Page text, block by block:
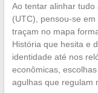
Ao tentar alinhar
(UTC), pensou-se
traçam no mapa
História que hesita e
identidade até nos
econômicas,
agulhas que regulam